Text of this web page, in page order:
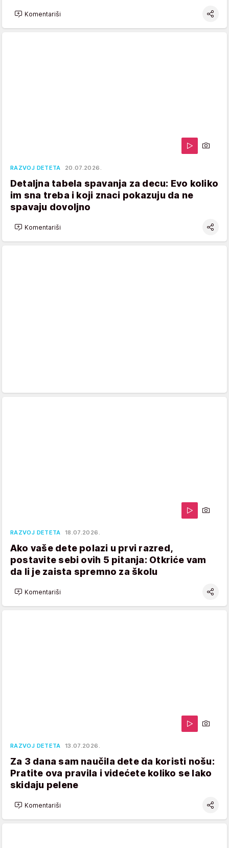
Komentariši
RAZVOJ DETETA 20.07.2026.
Detaljna tabela spavanja za decu: Evo koliko
im sna treba i koji znaci pokazuju da ne
spavaju dovoljno
Komentariši
RAZVOJ DETETA 18.07.2026.
Ako vaše dete polazi u prvi razred,
postavite sebi ovih 5 pitanja: Otkriće vam
da li je zaista spremno za školu
Komentariši
RAZVOJ DETETA 13.07.2026.
Za 3 dana sam naučila dete da koristi nošu:
Pratite ova pravila i videćete koliko se lako
skidaju pelene
Komentariši